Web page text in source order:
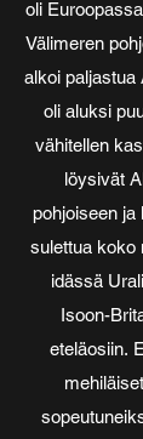
oli
Välimeren
alkoi paljastua
oli aluksi
vähitellen
löysivät
pohjoiseen ja
sulettua koko
idässä
Isoon-
eteläosiin.